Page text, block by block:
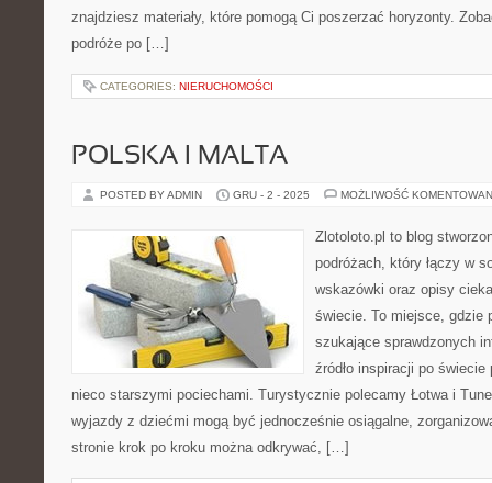
znajdziesz materiały, które pomogą Ci poszerzać horyzonty.
podróże po […]
CATEGORIES: NIERUCHOMOŚCI
POLSKA I MALTA
POSTED BY ADMIN GRU - 2 - 2025 MOŻLIWOŚĆ
Zlotoloto.pl to blog
podróżach, który łączy w
wskazówki oraz opisy
świecie. To miejsce, gdzie
szukające sprawdzonych
źródło inspiracji po
nieco starszymi pociechami. Turystycznie polecamy Łotwa i
wyjazdy z dziećmi mogą być jednocześnie osiągalne,
stronie krok po kroku można odkrywać, […]